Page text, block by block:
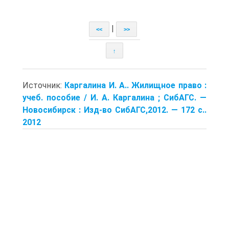
<< >>
↑
Источник: Каргалина И. А.. Жилищное право :
учеб. пособие / И. А. Каргалина ; СибАГС. —
Новосибирск : Изд-во СибАГС,2012. — 172 с..
2012